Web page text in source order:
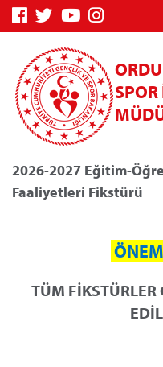
SPOR
2026-2027 Eğitim-
Faaliyetleri Fikstürü
TÜM FİKSTÜRLER